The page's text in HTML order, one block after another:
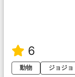
6
動物
ジョジョ